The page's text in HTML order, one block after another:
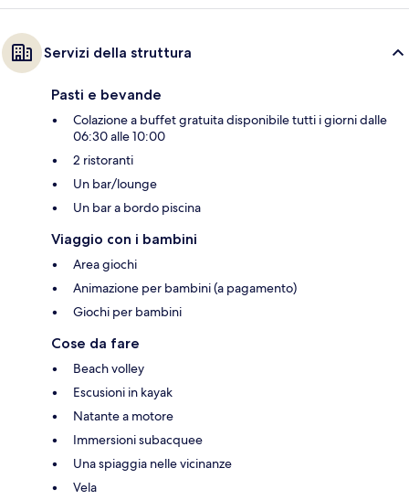
Servizi della struttura
Pasti e bevande
Colazione a buffet gratuita disponibile tutti i giorni dalle
06:30 alle 10:00
2 ristoranti
Un bar/lounge
Un bar a bordo piscina
Viaggio con i bambini
Area giochi
Animazione per bambini (a pagamento)
Giochi per bambini
Cose da fare
Beach volley
Escusioni in kayak
Natante a motore
Immersioni subacquee
Una spiaggia nelle vicinanze
Vela